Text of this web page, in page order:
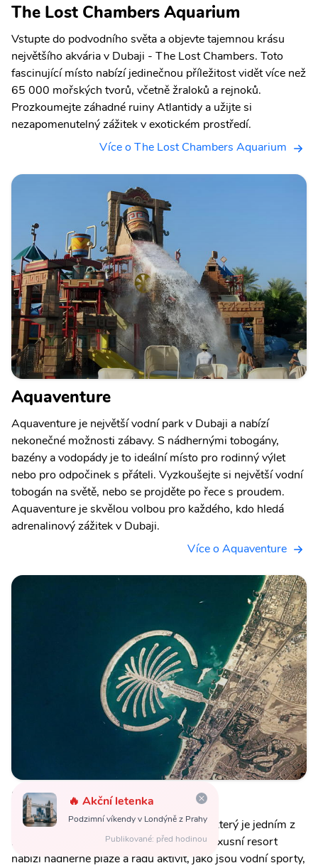
The Lost Chambers Aquarium
Vstupte do podvodního světa a objevte tajemnou krásu
největšího akvária v Dubaji - The Lost Chambers. Toto
fascinující místo nabízí jedinečnou příležitost vidět více než
65 000 mořských tvorů, včetně žraloků a rejnoků.
Prozkoumejte záhadné ruiny Atlantidy a užijte si
nezapomenutelný zážitek v exotickém prostředí.
Více o The Lost Chambers Aquarium
Aquaventure
Aquaventure je největší vodní park v Dubaji a nabízí
nekonečné možnosti zábavy. S nádhernými tobogány,
bazény a vodopády je to ideální místo pro rodinný výlet
nebo pro odpočinek s přáteli. Vyzkoušejte si největší vodní
tobogán na světě, nebo se projděte po řece s proudem.
Aquaventure je skvělou volbou pro každého, kdo hledá
adrenalinový zážitek v Dubaji.
Více o Aquaventure
Palm Jumeirah
Palm Jumeirah je umělý ostrov v Dubaji, který je jedním z
největších svého druhu na světě. Tento luxusní resort
nabízí nádherné pláže a řadu aktivit, jako jsou vodní sporty,
🔥 Akční letenka
Podzimní víkendy v Londýně z Prahy
Publikované: před hodinou